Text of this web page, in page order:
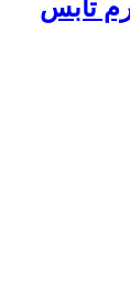
تابس